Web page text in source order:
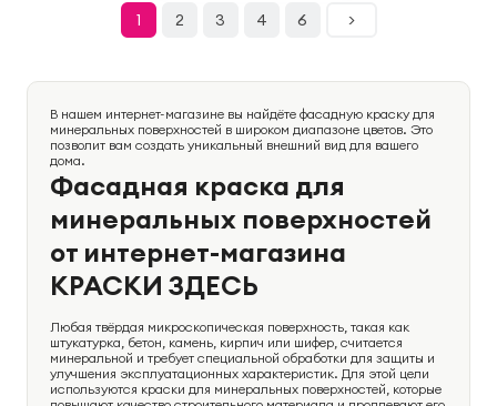
1 2 3 4 6 >
В нашем интернет-магазине вы найдёте фасадную краску для
минеральных поверхностей в широком диапазоне цветов. Это
позволит вам создать уникальный внешний вид для вашего
дома.
Фасадная краска для
минеральных поверхностей
от интернет-магазина
КРАСКИ ЗДЕСЬ
Любая твёрдая микроскопическая поверхность, такая как
штукатурка, бетон, камень, кирпич или шифер, считается
минеральной и требует специальной обработки для защиты и
улучшения эксплуатационных характеристик. Для этой цели
используются краски для минеральных поверхностей, которые